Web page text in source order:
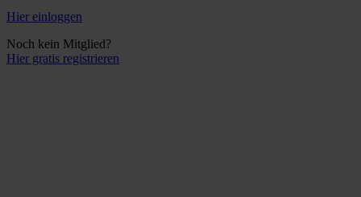
Hier einloggen
Noch kein Mitglied?
Hier gratis registrieren